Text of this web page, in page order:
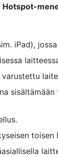
Hotspot-
iPad),